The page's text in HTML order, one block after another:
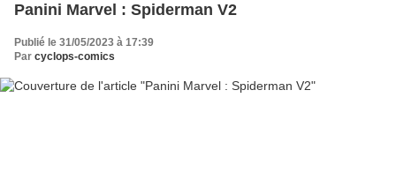
Panini Marvel : Spiderman V2
Publié le 31/05/2023 à 17:39
Par cyclops-comics